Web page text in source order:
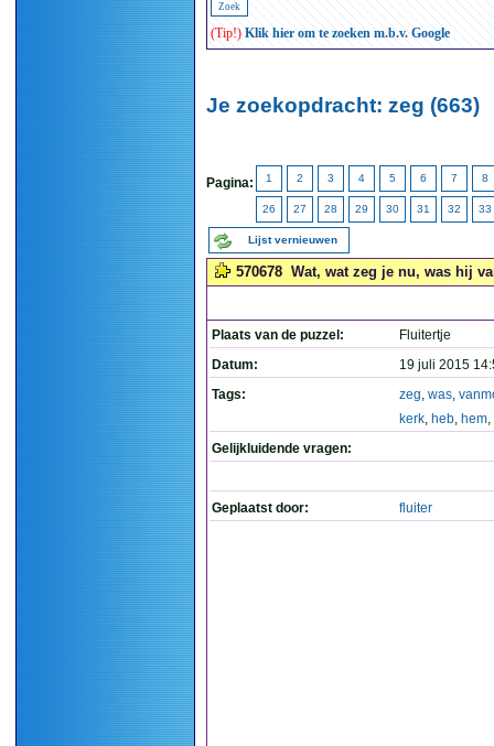
(Tip!) Klik hier om te zoeken m.b.v. Google
Je zoekopdracht: zeg (663)
Pagina: 1 2 3 4 5 6 7 8
26 27 28 29 30 31 32 33
Lijst vernieuwen
570678 Wat, wat zeg je nu, was hij
Plaats van de puzzel:
Fluitertje
Datum:
19 juli 2015
Tags:
zeg, was,
kerk, heb, hem,
Gelijkluidende vragen:
Geplaatst door: fluiter